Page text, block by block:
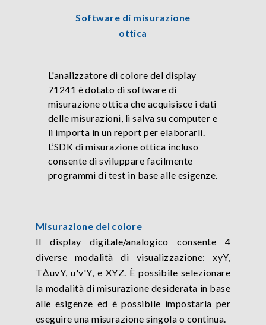
Software di misurazione
ottica
L'analizzatore di colore del display
71241 è dotato di software di
misurazione ottica che acquisisce i dati
delle misurazioni, li salva su computer e
li importa in un report per elaborarli.
L’SDK di misurazione ottica incluso
consente di sviluppare facilmente
programmi di test in base alle esigenze.
Misurazione del colore
Il display digitale/analogico consente 4
diverse modalità di visualizzazione: xyY,
TΔuvY, u'v'Y, e XYZ. È possibile selezionare
la modalità di misurazione desiderata in base
alle esigenze ed è possibile impostarla per
eseguire una misurazione singola o continua.